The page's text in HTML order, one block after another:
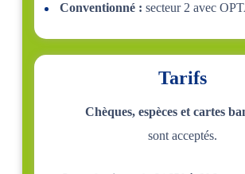
Conventionné : secteur 2 avec
Tarifs
Chèques, espèces et cartes
sont acceptés.